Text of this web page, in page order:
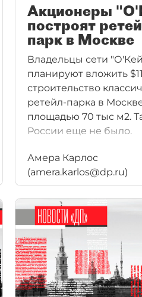
Акционеры
построят
парк в Москве
Владельцы сети
планируют вложить
строительство
ретейл-парка в
площадью 70 тыс м2.
России еще не было.
Амера Карлос
(amera.karlos@dp.ru)